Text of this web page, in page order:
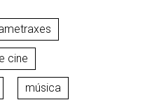
cine
música